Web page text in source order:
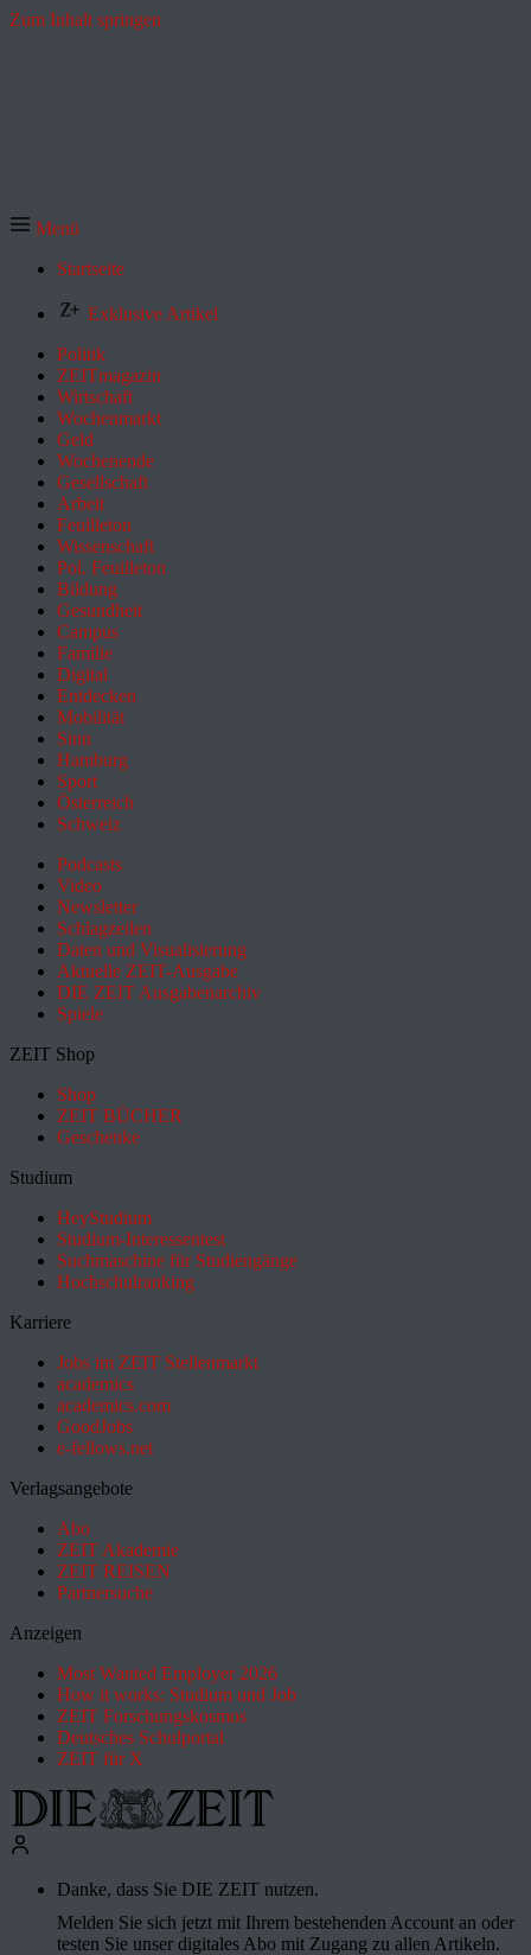
Zum Inhalt springen
Menü
Startseite
Exklusive Artikel
Politik
ZEITmagazin
Wirtschaft
Wochenmarkt
Geld
Wochenende
Gesellschaft
Arbeit
Feuilleton
Wissenschaft
Pol. Feuilleton
Bildung
Gesundheit
Campus
Familie
Digital
Entdecken
Mobilität
Sinn
Hamburg
Sport
Österreich
Schweiz
Podcasts
Video
Newsletter
Schlagzeilen
Daten und Visualisierung
Aktuelle ZEIT-Ausgabe
DIE ZEIT Ausgabenarchiv
Spiele
ZEIT Shop
Shop
ZEIT BÜCHER
Geschenke
Studium
HeyStudium
Studium-Interessentest
Suchmaschine für Studiengänge
Hochschulranking
Karriere
Jobs im ZEIT Stellenmarkt
academics
academics.com
GoodJobs
e-fellows.net
Verlagsangebote
Abo
ZEIT Akademie
ZEIT REISEN
Partnersuche
Anzeigen
Most Wanted Employer 2026
How it works: Studium und Job
ZEIT Forschungskosmos
Deutsches Schulportal
ZEIT für X
Danke, dass Sie DIE ZEIT nutzen.
Melden Sie sich jetzt mit Ihrem bestehenden Account an oder
testen Sie unser digitales Abo mit Zugang zu allen Artikeln.